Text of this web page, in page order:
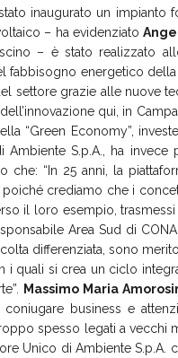
inaugurato un impianto
– ha evidenziato
– è stato realizzato
energetico della
settore grazie alle nuove
qui, in
“Green Economy”,
Ambiente S.p.A., ha invece
che: “In 25 anni, la
poiché crediamo che i
il loro esempio,
Area Sud di
differenziata, sono
i quali si crea un ciclo
Massimo Maria
business e
spesso legati a vecchi
Unico di Ambiente